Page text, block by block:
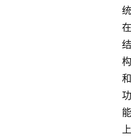
统
在
结
构
和
功
能
上